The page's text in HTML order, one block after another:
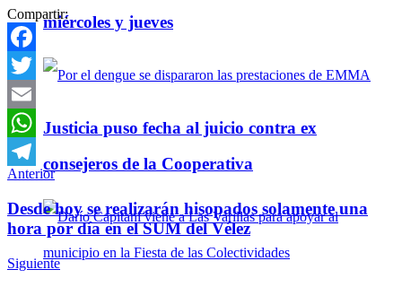
miércoles y jueves
Justicia puso fecha al juicio contra ex
consejeros de la Cooperativa
Compartir:
Facebook
Twitter
Email
WhatsApp
Telegram
Anterior
Desde hoy se realizarán hisopados solamente una
hora por día en el SUM del Vélez
Siguiente